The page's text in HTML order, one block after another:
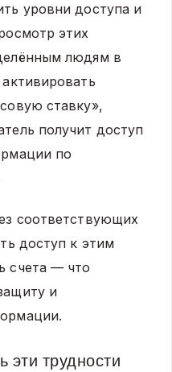
уровни доступа и
этих
людям в
ставку»,
получит доступ
по
соответствующих
доступ к этим
счета — что
и
эти трудности